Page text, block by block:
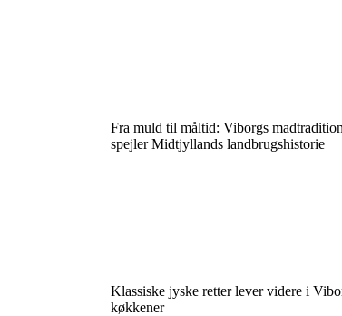
Fra muld til måltid: Viborgs
spejler Midtjyllands landbrugshistorie
Klassiske jyske retter lever videre i
køkkener